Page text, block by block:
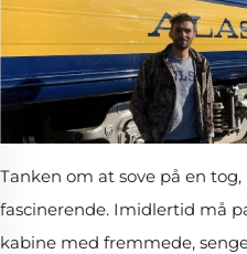
Tanken om at sove på en
fascinerende. Imidlertid må
kabine med fremmede,